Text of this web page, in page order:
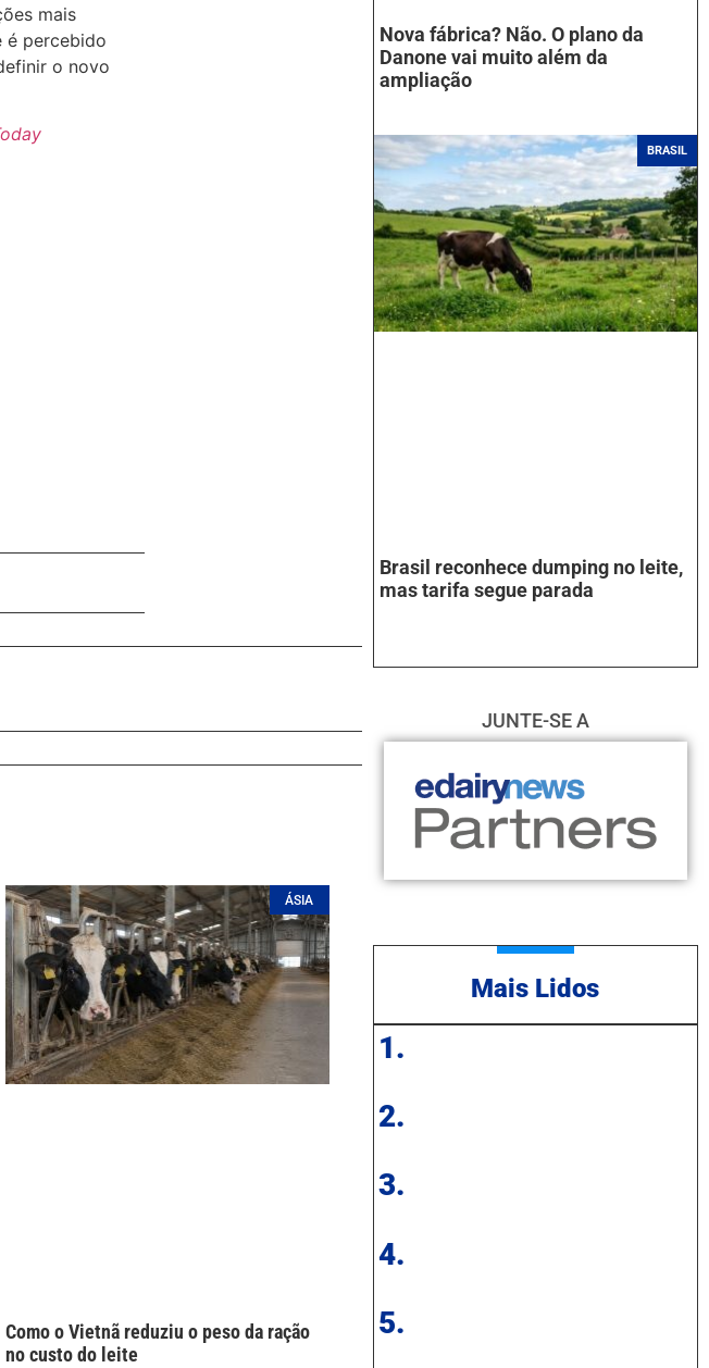
mais
é percebido
o novo
ÁSIA
Como o Vietnã reduziu o peso da ração
no custo do leite
Nova fábrica? Não. O plano da
Danone vai muito além da
ampliação
BRASIL
Brasil reconhece dumping no leite,
mas tarifa segue parada
JUNTE-SE A
Mais Lidos
1.
2.
3.
4.
5.